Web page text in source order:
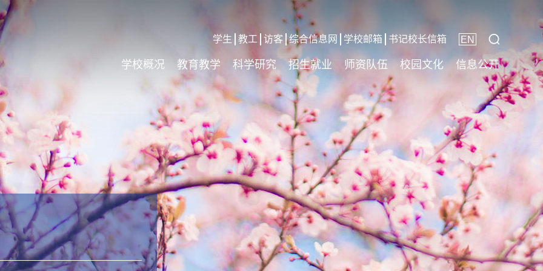
学生 教工 访客 综合信息网 学校邮箱 书记校长信箱 EN
学校概况 教育教学 科学研究 招生就业 师资队伍 校园文化 信息公开